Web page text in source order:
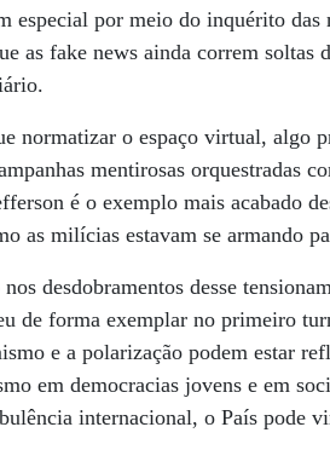
especial por meio do inquérito
as fake news ainda correm soltas
normatizar o espaço virtual, algo
mentirosas orquestradas
é o exemplo mais acabado
as milícias estavam se armando
desdobramentos desse
de forma exemplar no primeiro
e a polarização podem estar
em democracias jovens e em
internacional, o País pode